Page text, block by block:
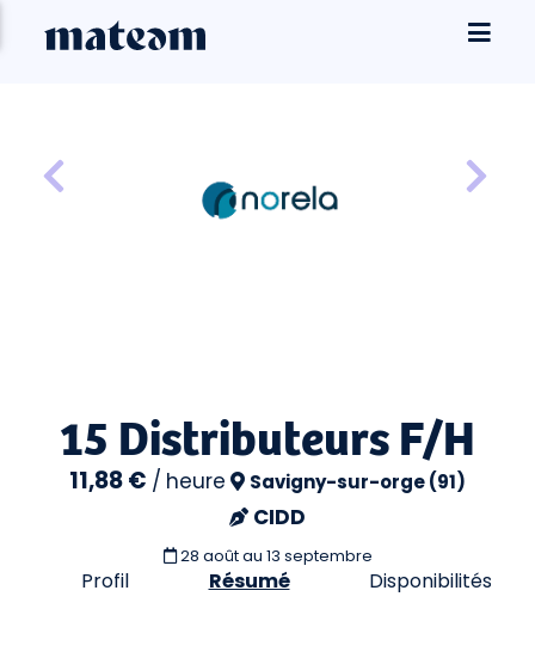
15 Distributeurs F/H
11,88 € / heure Savigny-sur-orge (91)
CIDD
28 aoûtau 13 septembre
Profil Résumé Disponibilités